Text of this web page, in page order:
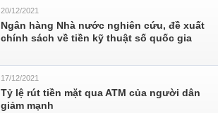
20/12/2021
Ngân hàng Nhà nước nghiên cứu, đề xuất
chính sách về tiền kỹ thuật số quốc gia
17/12/2021
Tỷ lệ rút tiền mặt qua ATM của người dân
giảm mạnh